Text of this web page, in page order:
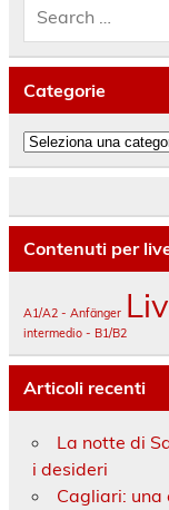
Categorie
Categorie
Contenuti per
A1/A2 - Anfänger
intermedio - B1/B2
Articoli recenti
La notte di
i desideri
Cagliari: